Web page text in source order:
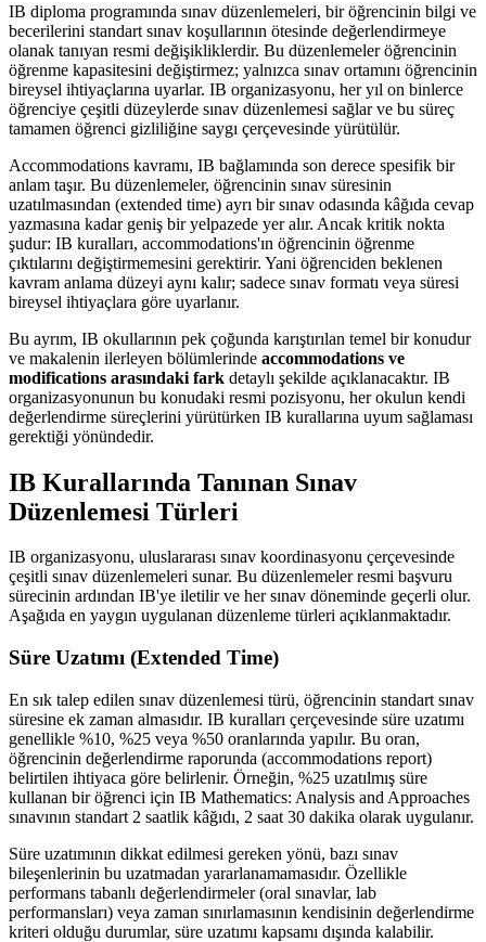
IB diploma programında sınav düzenlemeleri, bir öğrencinin bilgi ve
becerilerini standart sınav koşullarının ötesinde değerlendirmeye
olanak tanıyan resmi değişikliklerdir. Bu düzenlemeler öğrencinin
öğrenme kapasitesini değiştirmez; yalnızca sınav ortamını öğrencinin
bireysel ihtiyaçlarına uyarlar. IB organizasyonu, her yıl on binlerce
öğrenciye çeşitli düzeylerde sınav düzenlemesi sağlar ve bu süreç
tamamen öğrenci gizliliğine saygı çerçevesinde yürütülür.
Accommodations kavramı, IB bağlamında son derece spesifik bir
anlam taşır. Bu düzenlemeler, öğrencinin sınav süresinin
uzatılmasından (extended time) ayrı bir sınav odasında kâğıda cevap
yazmasına kadar geniş bir yelpazede yer alır. Ancak kritik nokta
şudur: IB kuralları, accommodations'ın öğrencinin öğrenme
çıktılarını değiştirmemesini gerektirir. Yani öğrenciden beklenen
kavram anlama düzeyi aynı kalır; sadece sınav formatı veya süresi
bireysel ihtiyaçlara göre uyarlanır.
Bu ayrım, IB okullarının pek çoğunda karıştırılan temel bir konudur
ve makalenin ilerleyen bölümlerinde accommodations ve
modifications arasındaki fark detaylı şekilde açıklanacaktır. IB
organizasyonunun bu konudaki resmi pozisyonu, her okulun kendi
değerlendirme süreçlerini yürütürken IB kurallarına uyum sağlaması
gerektiği yönündedir.
IB Kurallarında Tanınan Sınav
Düzenlemesi Türleri
IB organizasyonu, uluslararası sınav koordinasyonu çerçevesinde
çeşitli sınav düzenlemeleri sunar. Bu düzenlemeler resmi başvuru
sürecinin ardından IB'ye iletilir ve her sınav döneminde geçerli olur.
Aşağıda en yaygın uygulanan düzenleme türleri açıklanmaktadır.
Süre Uzatımı (Extended Time)
En sık talep edilen sınav düzenlemesi türü, öğrencinin standart sınav
süresine ek zaman almasıdır. IB kuralları çerçevesinde süre uzatımı
genellikle %10, %25 veya %50 oranlarında yapılır. Bu oran,
öğrencinin değerlendirme raporunda (accommodations report)
belirtilen ihtiyaca göre belirlenir. Örneğin, %25 uzatılmış süre
kullanan bir öğrenci için IB Mathematics: Analysis and Approaches
sınavının standart 2 saatlik kâğıdı, 2 saat 30 dakika olarak uygulanır.
Süre uzatımının dikkat edilmesi gereken yönü, bazı sınav
bileşenlerinin bu uzatmadan yararlanamamasıdır. Özellikle
performans tabanlı değerlendirmeler (oral sınavlar, lab
performansları) veya zaman sınırlamasının kendisinin değerlendirme
kriteri olduğu durumlar, süre uzatımı kapsamı dışında kalabilir.